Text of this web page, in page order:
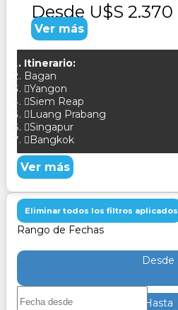
Desde U$S 2.370
Ver más
Itinerario:
Bagan
Yangon
Siem Reap
Luang Prabang
Singapur
Bangkok
Ver más
Eliminar todos los filtros aplicados
Rango de Fechas
Desde
Hasta